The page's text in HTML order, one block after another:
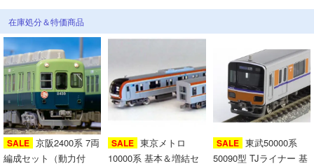
会員ランクについて
会社概要
レビューについて
在庫処分＆特価商品
SALE 京阪2400系 7両
編成セット（動力付
SALE 東京メトロ
10000系 基本＆増結セ
SALE 東武50000系
50090型 TJライナー 基